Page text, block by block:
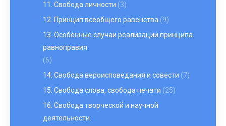
11. Свобода личности (3)
12. Принцип всеобщего равенства (9)
13. Особенные случаи реализации принципа
равноправия
(6)
14. Свобода вероисповедания и совести (7)
15. Свобода слова, свобода печати (25)
16. Свобода творческой и научной
деятельности